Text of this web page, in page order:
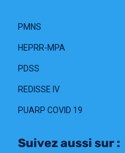
PMNS
HEPRR-MPA
PDSS
REDISSE IV
PUARP COVID 19
Suivez aussi sur :